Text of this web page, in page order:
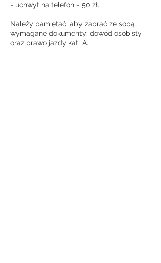
- uchwyt na telefon - 50 zł.
Należy pamiętać, aby zabrać ze sobą
wymagane dokumenty: dowód osobisty
oraz prawo jazdy kat. A.